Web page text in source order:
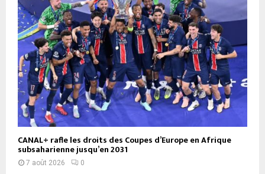
CANAL+ rafle les droits des Coupes d’Europe en Afrique
subsaharienne jusqu’en 2031
7 août 2026 0